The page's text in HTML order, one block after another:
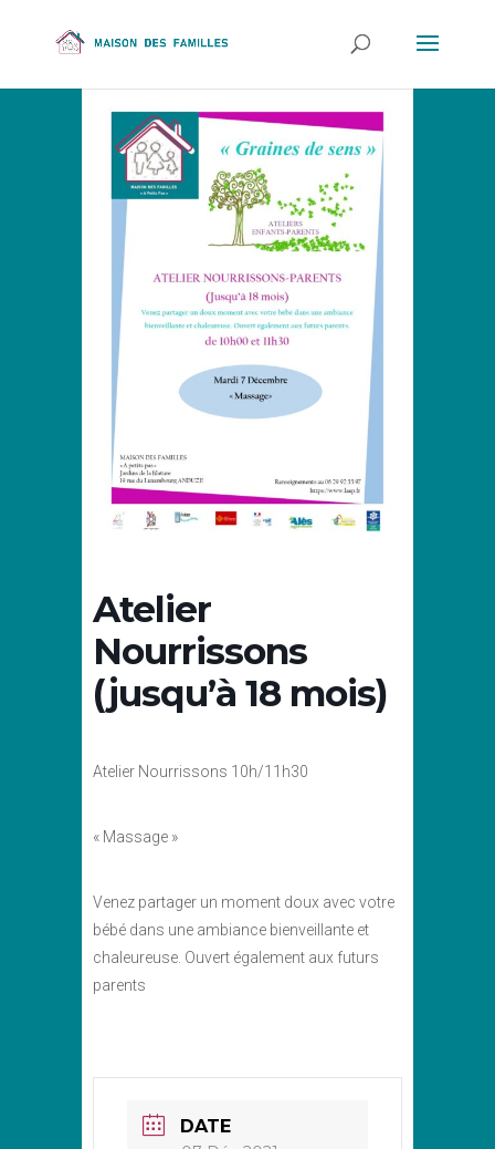
Atelier
Nourrissons
(jusqu’à 18 mois)
Atelier Nourrissons 10h/11h30
« Massage »
Venez partager un moment doux avec votre
bébé dans une ambiance bienveillante et
chaleureuse. Ouvert également aux futurs
parents
DATE